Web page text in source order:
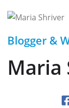
Blogger &
Maria